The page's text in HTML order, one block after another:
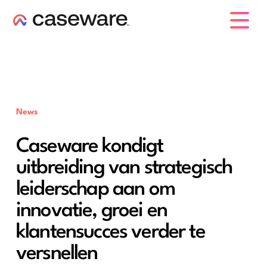
News
Caseware kondigt
uitbreiding van strategisch
leiderschap aan om
innovatie, groei en
klantensucces verder te
versnellen